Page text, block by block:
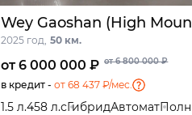
Wey Gaoshan (High
2025 год, 50 км.
от 6 000 000 ₽ от 6 800 000 ₽
в кредит - от 68 437 ₽/мес.
1.5 л.458 л.сГибридАвтомат